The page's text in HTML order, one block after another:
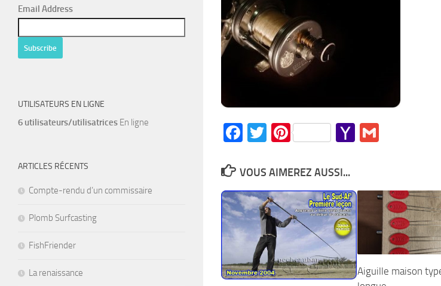
Facebook
TwitterPinterestYahoo
VOUS AIMEREZ AUSSI...
Aiguille maison
Email Address
UTILISATEURS EN LIGNE
6 utilisateurs/utilisatrices En ligne
ARTICLES RÉCENTS
Compte-rendu d’un commissaire
Plomb Surfcasting
FishFriender
La renaissance